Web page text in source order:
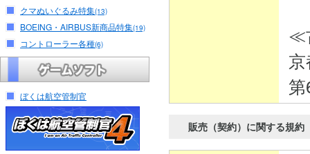
クマぬいぐるみ特集(13)
BOEING・AIRBUS新商品特集(19)
コントローラー各種(6)
ぼくは航空管制官
≪
販売（契約）に関する規約